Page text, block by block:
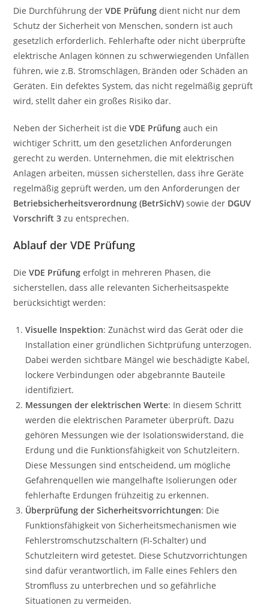
Die Durchführung derVDE Prüfung dient nicht nur dem
Schutz der Sicherheit von Menschen, sondern ist auch
gesetzlich erforderlich. Fehlerhafte oder nicht überprüfte
elektrische Anlagen können zu schwerwiegenden Unfällen
führen, wie z.B. Stromschlägen, Bränden oder Schäden an
Geräten. Ein defektes System, das nicht regelmäßig geprüft
wird, stellt daher ein großes Risiko dar.
Neben der Sicherheit ist dieVDE Prüfung auch ein
wichtiger Schritt, um den gesetzlichen Anforderungen
gerecht zu werden. Unternehmen, die mit elektrischen
Anlagen arbeiten, müssen sicherstellen, dass ihre Geräte
regelmäßig geprüft werden, um den Anforderungen der
Betriebsicherheitsverordnung (BetrSichV) sowie der DGUV
Vorschrift 3 zu entsprechen.
Ablauf der VDE Prüfung
DieVDE Prüfung erfolgt in mehreren Phasen, die
sicherstellen, dass alle relevanten Sicherheitsaspekte
berücksichtigt werden:
Visuelle Inspektion: Zunächst wird das Gerät oder die
Installation einer gründlichen Sichtprüfung unterzogen.
Dabei werden sichtbare Mängel wie beschädigte Kabel,
lockere Verbindungen oder abgebrannte Bauteile
identifiziert.
Messungen der elektrischen Werte: In diesem Schritt
werden die elektrischen Parameter überprüft. Dazu
gehören Messungen wie der Isolationswiderstand, die
Erdung und die Funktionsfähigkeit von Schutzleitern.
Diese Messungen sind entscheidend, um mögliche
Gefahrenquellen wie mangelhafte Isolierungen oder
fehlerhafte Erdungen frühzeitig zu erkennen.
Überprüfung der Sicherheitsvorrichtungen: Die
Funktionsfähigkeit von Sicherheitsmechanismen wie
Fehlerstromschutzschaltern (FI-Schalter) und
Schutzleitern wird getestet. Diese Schutzvorrichtungen
sind dafür verantwortlich, im Falle eines Fehlers den
Stromfluss zu unterbrechen und so gefährliche
Situationen zu vermeiden.